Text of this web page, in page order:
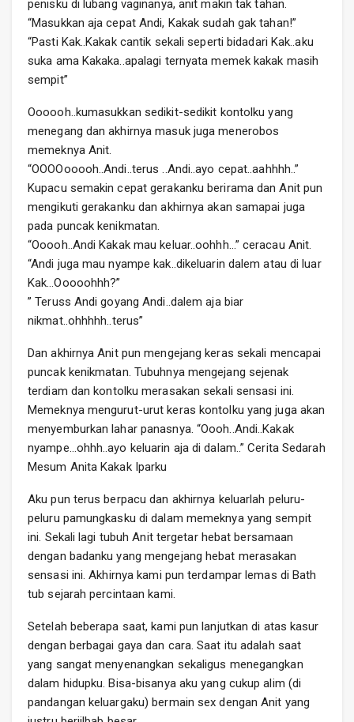
penisku di lubang vaginanya, anit makin tak tahan.
“Masukkan aja cepat Andi, Kakak sudah gak tahan!”
“Pasti Kak..Kakak cantik sekali seperti bidadari Kak..aku
suka ama Kakaka..apalagi ternyata memek kakak masih
sempit”
Oooooh..kumasukkan sedikit-sedikit kontolku yang
menegang dan akhirnya masuk juga menerobos
memeknya Anit.
“OOOOooooh..Andi..terus ..Andi..ayo cepat..aahhhh..”
Kupacu semakin cepat gerakanku berirama dan Anit pun
mengikuti gerakanku dan akhirnya akan samapai juga
pada puncak kenikmatan.
“Ooooh..Andi Kakak mau keluar..oohhh…” ceracau Anit.
“Andi juga mau nyampe kak..dikeluarin dalem atau di luar
Kak…Ooooohhh?”
” Teruss Andi goyang Andi..dalem aja biar
nikmat..ohhhhh..terus”
Dan akhirnya Anit pun mengejang keras sekali mencapai
puncak kenikmatan. Tubuhnya mengejang sejenak
terdiam dan kontolku merasakan sekali sensasi ini.
Memeknya mengurut-urut keras kontolku yang juga akan
menyemburkan lahar panasnya. “Oooh..Andi..Kakak
nyampe…ohhh..ayo keluarin aja di dalam..” Cerita Sedarah
Mesum Anita Kakak Iparku
Aku pun terus berpacu dan akhirnya keluarlah peluru-
peluru pamungkasku di dalam memeknya yang sempit
ini. Sekali lagi tubuh Anit tergetar hebat bersamaan
dengan badanku yang mengejang hebat merasakan
sensasi ini. Akhirnya kami pun terdampar lemas di Bath
tub sejarah percintaan kami.
Setelah beberapa saat, kami pun lanjutkan di atas kasur
dengan berbagai gaya dan cara. Saat itu adalah saat
yang sangat menyenangkan sekaligus menegangkan
dalam hidupku. Bisa-bisanya aku yang cukup alim (di
pandangan keluargaku) bermain sex dengan Anit yang